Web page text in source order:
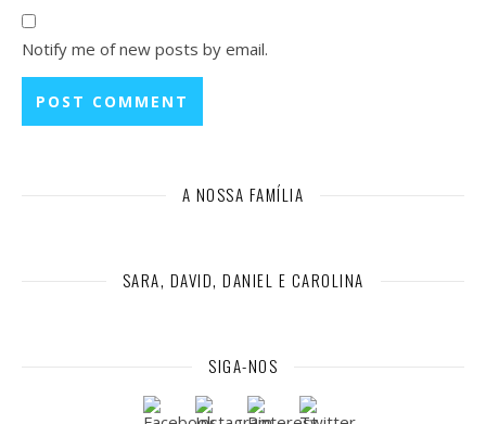
Notify me of new posts by email.
A NOSSA FAMÍLIA
SARA, DAVID, DANIEL E CAROLINA
SIGA-NOS